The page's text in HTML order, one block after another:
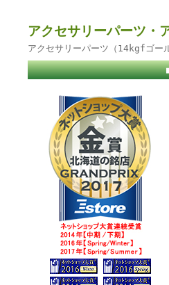
アクセサリーパーツ・
アクセサリーパーツ（14kgfゴー